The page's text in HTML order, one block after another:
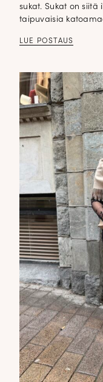
sukat. Sukat on siitä
taipuvaisia
LUE POSTAUS